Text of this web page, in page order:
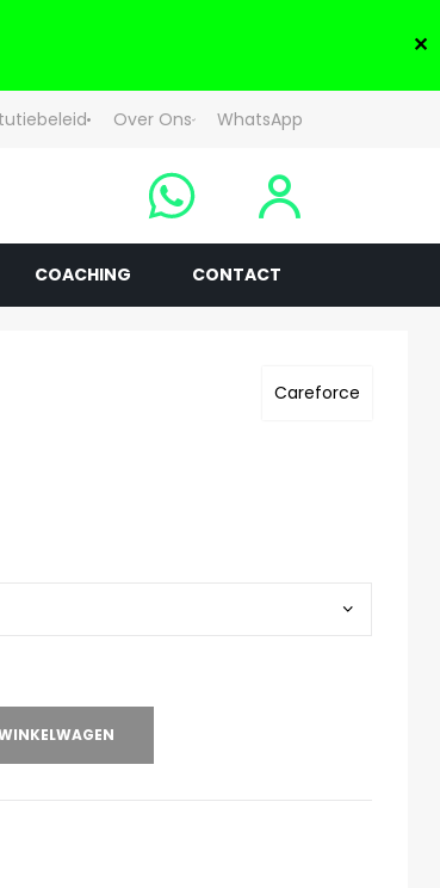
✕
Over Ons WhatsApp
COACHING CONTACT
Careforce